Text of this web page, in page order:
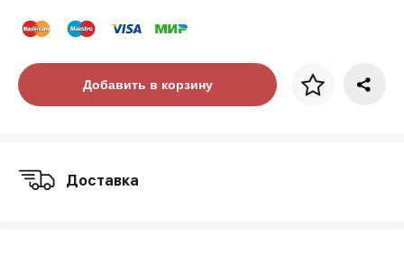
Цена за багетДобавить в корзину
Доставка